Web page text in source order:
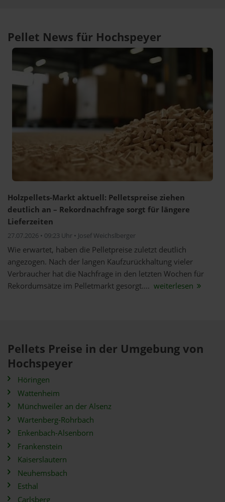
Pellet News für Hochspeyer
Holzpellets-Markt aktuell: Pelletspreise ziehen
deutlich an – Rekordnachfrage sorgt für längere
Lieferzeiten
27.07.2026 • 09:23 Uhr • Josef Weichslberger
Wie erwartet, haben die Pelletpreise zuletzt deutlich
angezogen. Nach der langen Kaufzurückhaltung vieler
Verbraucher hat die Nachfrage in den letzten Wochen für
Rekordumsätze im Pelletmarkt gesorgt.... weiterlesen
Pellets Preise in der Umgebung von
Hochspeyer
Höringen
Wattenheim
Münchweiler an der Alsenz
Wartenberg-Rohrbach
Enkenbach-Alsenborn
Frankenstein
Kaiserslautern
Neuhemsbach
Esthal
Carlsberg